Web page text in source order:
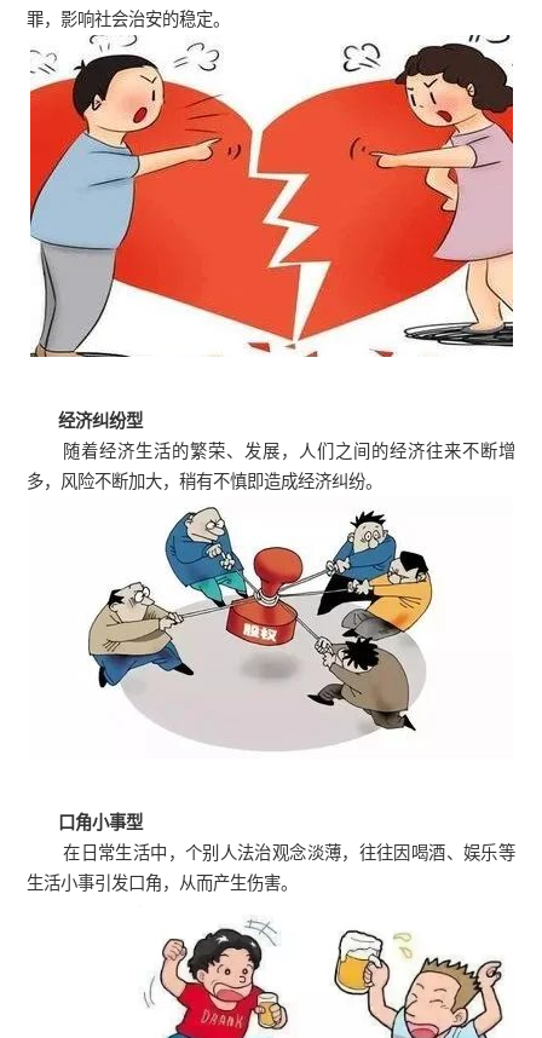
罪，影响社会治安的稳定。
经济纠纷型
随着经济生活的繁荣、发展，人们之间的经济往来不断增
多，风险不断加大，稍有不慎即造成经济纠纷。
口角小事型
在日常生活中，个别人法治观念淡薄，往往因喝酒、娱乐等
生活小事引发口角，从而产生伤害。